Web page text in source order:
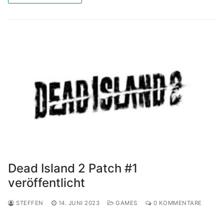
Dead Island 2 Patch #1
veröffentlicht
STEFFEN 14. JUNI 2023 GAMES 0 KOMMENTARE